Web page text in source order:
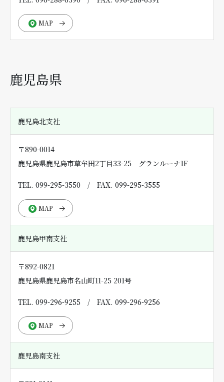
MAP
鹿児島県
鹿児島北支社
〒890-0014
鹿児島県鹿児島市草牟田2丁目33-25 グランルーナ1F
TEL. 099-295-3550 / FAX. 099-295-3555
MAP
鹿児島甲南支社
〒892-0821
鹿児島県鹿児島市名山町11-25 201号
TEL. 099-296-9255 / FAX. 099-296-9256
MAP
鹿児島南支社